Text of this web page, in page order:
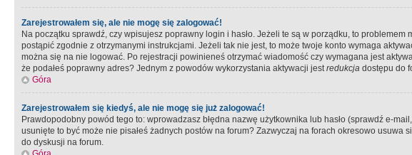
Zarejestrowałem się, ale nie mogę się zalogować!
Na początku sprawdź, czy wpisujesz poprawny login i hasło. Jeżeli te są w porządku, to
postąpić zgodnie z otrzymanymi instrukcjami. Jeżeli tak nie jest, to może twoje konto wymaga
można się na nie logować. Po rejestracji powinieneś otrzymać wiadomość czy wymagana jest
że podałeś poprawny adres? Jednym z powodów wykorzystania aktywacji jestredukcja dostępu do
Góra
Zarejestrowałem się kiedyś, ale nie mogę się już zalogować!
Prawdopodobny powód tego to: wprowadzasz błędna nazwę użytkownika lub hasło (sprawdź e-
usunięte to być może nie pisałeś żadnych postów na forum? Zazwyczaj na forach okresowo
do dyskusji na forum.